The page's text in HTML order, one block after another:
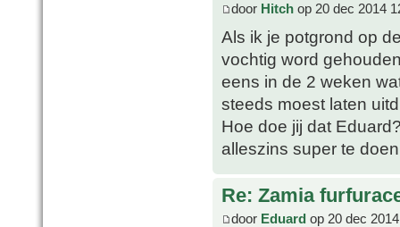
door Hitch op 20 dec 2014
Als ik je potgrond op
vochtig word
eens in de 2 weken
steeds moest laten
Hoe doe jij dat
alleszins super te
Re: Zamia
door Eduard op 20 dec